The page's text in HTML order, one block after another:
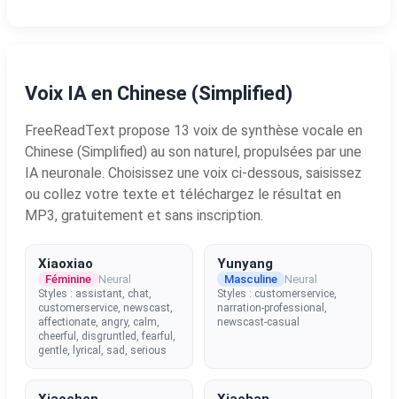
Voix IA en Chinese (Simplified)
FreeReadText propose 13 voix de synthèse vocale en
Chinese (Simplified) au son naturel, propulsées par une
IA neuronale. Choisissez une voix ci-dessous, saisissez
ou collez votre texte et téléchargez le résultat en
MP3, gratuitement et sans inscription.
Xiaoxiao
Féminine Neural
Styles : assistant, chat,
customerservice, newscast,
affectionate, angry, calm,
cheerful, disgruntled, fearful,
gentle, lyrical, sad, serious
Yunyang
Masculine Neural
Styles : customerservice,
narration-professional,
newscast-casual